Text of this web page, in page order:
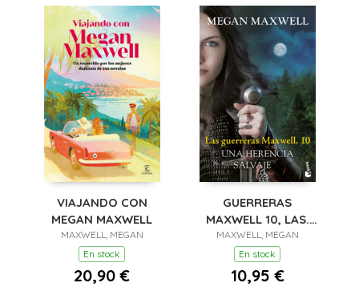
VIAJANDO CON
MEGAN MAXWELL
MAXWELL, MEGAN
En stock
20,90 €
GUERRERAS
MAXWELL 10, LAS.
UNA HERENCIA
SALVAJE
MAXWELL, MEGAN
En stock
10,95 €